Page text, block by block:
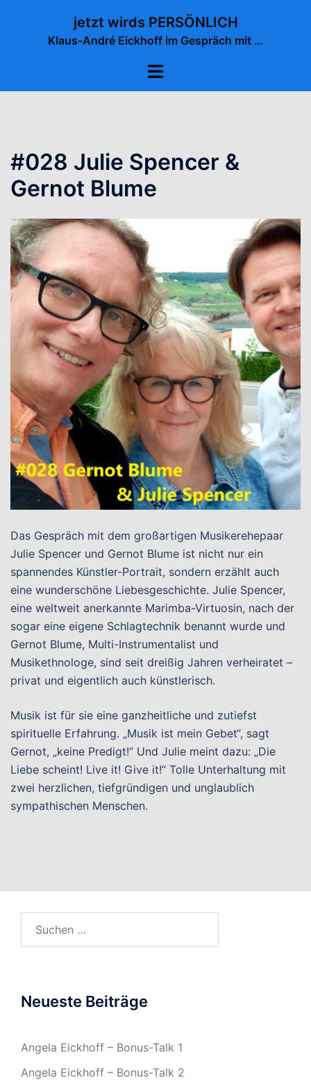
jetzt wirds PERSÖNLICH
Klaus-André Eickhoff im Gespräch mit …
Menü
#028 Julie Spencer &
Gernot Blume
Das Gespräch mit dem großartigen Musikerehepaar
Julie Spencer und Gernot Blume ist nicht nur ein
spannendes Künstler-Portrait, sondern erzählt auch
eine wunderschöne Liebesgeschichte. Julie Spencer,
eine weltweit anerkannte Marimba-Virtuosin, nach der
sogar eine eigene Schlagtechnik benannt wurde und
Gernot Blume, Multi-Instrumentalist und
Musikethnologe, sind seit dreißig Jahren verheiratet –
privat und eigentlich auch künstlerisch.
Musik ist für sie eine ganzheitliche und zutiefst
spirituelle Erfahrung. „Musik ist mein Gebet“, sagt
Gernot, „keine Predigt!“ Und Julie meint dazu: „Die
Liebe scheint! Live it! Give it!“ Tolle Unterhaltung mit
zwei herzlichen, tiefgründigen und unglaublich
sympathischen Menschen.
Neueste Beiträge
Angela Eickhoff – Bonus-Talk 1
Angela Eickhoff – Bonus-Talk 2